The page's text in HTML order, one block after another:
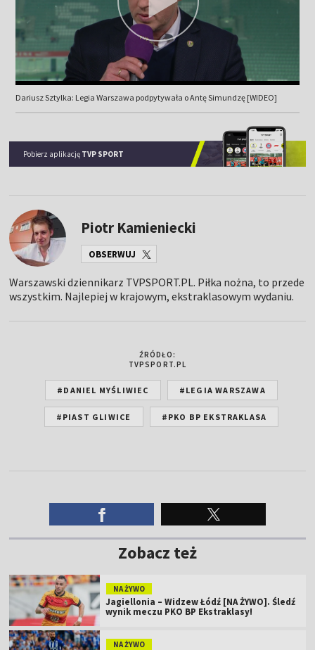
Dariusz Sztylka: Legia Warszawa podpytywała o Antę Simundzę [WIDEO]
Pobierz aplikację TVP SPORT
Piotr Kamieniecki
OBSERWUJ
Warszawski dziennikarz TVPSPORT.PL. Piłka nożna, to przede
wszystkim. Najlepiej w krajowym, ekstraklasowym wydaniu.
ŹRÓDŁO:
TVPSPORT.PL
#DANIEL MYŚLIWIEC #LEGIA WARSZAWA
#PIAST GLIWICE #PKO BP EKSTRAKLASA
Zobacz też
NA ŻYWO
Jagiellonia – Widzew Łódź [NA ŻYWO]. Śledź
wynik meczu PKO BP Ekstraklasy!
NA ŻYWO